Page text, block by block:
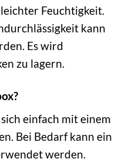
Feuchtigkeit.
kann
Es wird
zu lagern.
einfach mit einem
Bei Bedarf kann ein
werden.